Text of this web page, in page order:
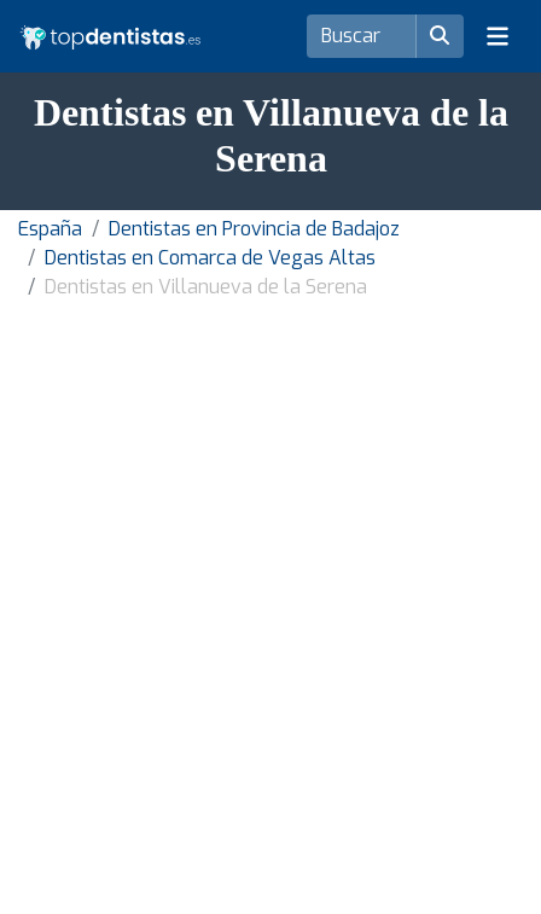
Dentistas en Villanueva de la
Serena
España
Dentistas en Provincia de Badajoz
Dentistas en Comarca de Vegas Altas
Dentistas en Villanueva de la Serena